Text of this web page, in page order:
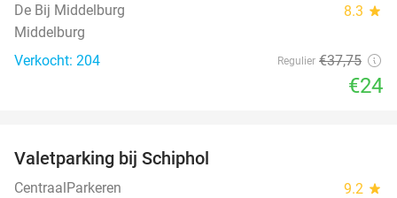
De Bij Middelburg 8.3 star
Middelburg
Verkocht: 204
Regulier €37,75
€24
Valetparking bij Schiphol
CentraalParkeren 9.2 star